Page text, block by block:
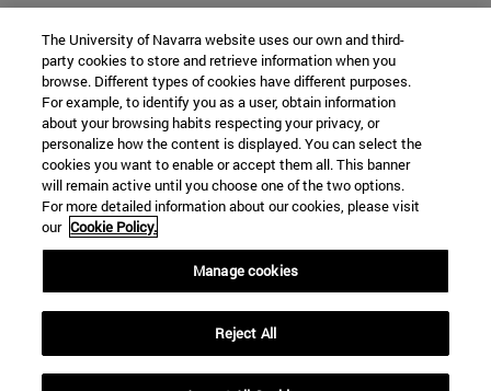
The University of Navarra website uses our own and third-
party cookies to store and retrieve information when you
browse. Different types of cookies have different purposes.
For example, to identify you as a user, obtain information
about your browsing habits respecting your privacy, or
personalize how the content is displayed. You can select the
cookies you want to enable or accept them all. This banner
will remain active until you choose one of the two options.
For more detailed information about our cookies, please visit
our Cookie Policy.
Manage cookies
Reject All